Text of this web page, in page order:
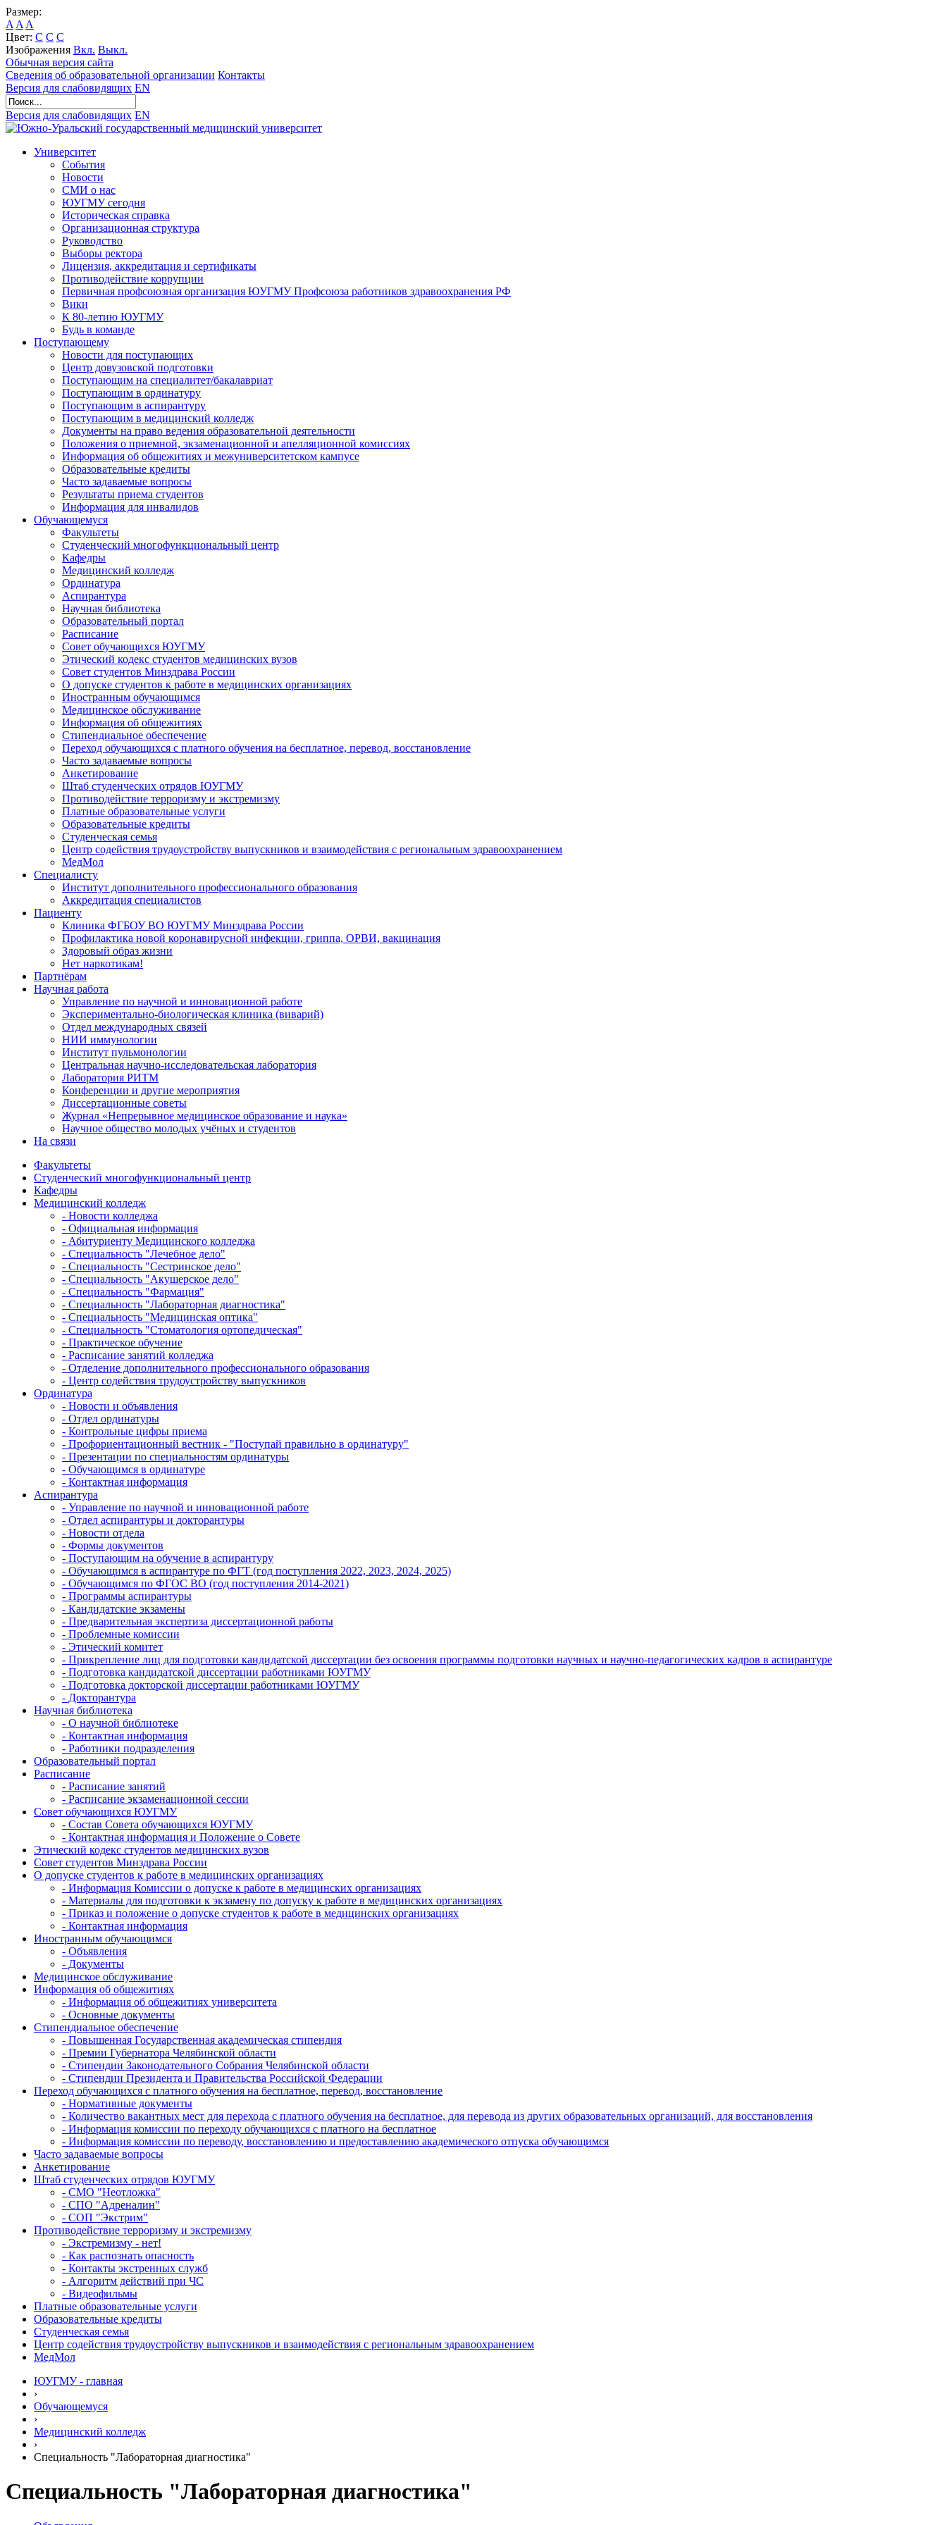
Размер:
A A A
Цвет: C C C
Изображения Вкл. Выкл.
Обычная версия сайта
Сведения об образовательной организации Контакты
Версия для слабовидящих EN
Версия для слабовидящих EN
Университет
События
Новости
СМИ о нас
ЮУГМУ сегодня
Историческая справка
Организационная структура
Руководство
Выборы ректора
Лицензия, аккредитация и сертификаты
Противодействие коррупции
Первичная профсоюзная организация ЮУГМУ Профсоюза работников здравоохранения РФ
Вики
К 80-летию ЮУГМУ
Будь в команде
Поступающему
Новости для поступающих
Центр довузовской подготовки
Поступающим на специалитет/бакалавриат
Поступающим в ординатуру
Поступающим в аспирантуру
Поступающим в медицинский колледж
Документы на право ведения образовательной деятельности
Положения о приемной, экзаменационной и апелляционной комиссиях
Информация об общежитиях и межуниверситетском кампусе
Образовательные кредиты
Часто задаваемые вопросы
Результаты приема студентов
Информация для инвалидов
Обучающемуся
Факультеты
Студенческий многофункциональный центр
Кафедры
Медицинский колледж
Ординатура
Аспирантура
Научная библиотека
Образовательный портал
Расписание
Совет обучающихся ЮУГМУ
Этический кодекс студентов медицинских вузов
Совет студентов Минздрава России
О допуске студентов к работе в медицинских организациях
Иностранным обучающимся
Медицинское обслуживание
Информация об общежитиях
Стипендиальное обеспечение
Переход обучающихся с платного обучения на бесплатное, перевод, восстановление
Часто задаваемые вопросы
Анкетирование
Штаб студенческих отрядов ЮУГМУ
Противодействие терроризму и экстремизму
Платные образовательные услуги
Образовательные кредиты
Студенческая семья
Центр содействия трудоустройству выпускников и взаимодействия с региональным здравоохранением
МедМол
Специалисту
Институт дополнительного профессионального образования
Аккредитация специалистов
Пациенту
Клиника ФГБОУ ВО ЮУГМУ Минздрава России
Профилактика новой коронавирусной инфекции, гриппа, ОРВИ, вакцинация
Здоровый образ жизни
Нет наркотикам!
Партнёрам
Научная работа
Управление по научной и инновационной работе
Экспериментально-биологическая клиника (виварий)
Отдел международных связей
НИИ иммунологии
Институт пульмонологии
Центральная научно-исследовательская лаборатория
Лаборатория РИТМ
Конференции и другие мероприятия
Диссертационные советы
Журнал «Непрерывное медицинское образование и наука»
Научное общество молодых учёных и студентов
На связи
Факультеты
Студенческий многофункциональный центр
Кафедры
Медицинский колледж
- Новости колледжа
- Официальная информация
- Абитуриенту Медицинского колледжа
- Специальность "Лечебное дело"
- Специальность "Сестринское дело"
- Специальность "Акушерское дело"
- Специальность "Фармация"
- Специальность "Лабораторная диагностика"
- Специальность "Медицинская оптика"
- Специальность "Стоматология ортопедическая"
- Практическое обучение
- Расписание занятий колледжа
- Отделение дополнительного профессионального образования
- Центр содействия трудоустройству выпускников
Ординатура
- Новости и объявления
- Отдел ординатуры
- Контрольные цифры приема
- Профориентационный вестник - "Поступай правильно в ординатуру"
- Презентации по специальностям ординатуры
- Обучающимся в ординатуре
- Контактная информация
Аспирантура
- Управление по научной и инновационной работе
- Отдел аспирантуры и докторантуры
- Новости отдела
- Формы документов
- Поступающим на обучение в аспирантуру
- Обучающимся в аспирантуре по ФГТ (год поступления 2022, 2023, 2024, 2025)
- Обучающимся по ФГОС ВО (год поступления 2014-2021)
- Программы аспирантуры
- Кандидатские экзамены
- Предварительная экспертиза диссертационной работы
- Проблемные комиссии
- Этический комитет
- Прикрепление лиц для подготовки кандидатской диссертации без освоения программы подготовки научных и научно-педагогических кадров в аспирантуре
- Подготовка кандидатской диссертации работниками ЮУГМУ
- Подготовка докторской диссертации работниками ЮУГМУ
- Докторантура
Научная библиотека
- О научной библиотеке
- Контактная информация
- Работники подразделения
Образовательный портал
Расписание
- Расписание занятий
- Расписание экзаменационной сессии
Совет обучающихся ЮУГМУ
- Состав Совета обучающихся ЮУГМУ
- Контактная информация и Положение о Совете
Этический кодекс студентов медицинских вузов
Совет студентов Минздрава России
О допуске студентов к работе в медицинских организациях
- Информация Комиссии о допуске к работе в медицинских организациях
- Материалы для подготовки к экзамену по допуску к работе в медицинских организациях
- Приказ и положение о допуске студентов к работе в медицинских организациях
- Контактная информация
Иностранным обучающимся
- Объявления
- Документы
Медицинское обслуживание
Информация об общежитиях
- Информация об общежитиях университета
- Основные документы
Стипендиальное обеспечение
- Повышенная Государственная академическая стипендия
- Премии Губернатора Челябинской области
- Стипендии Законодательного Собрания Челябинской области
- Стипендии Президента и Правительства Российской Федерации
Переход обучающихся с платного обучения на бесплатное, перевод, восстановление
- Нормативные документы
- Количество вакантных мест для перехода с платного обучения на бесплатное, для перевода из других образовательных организаций, для восстановления
- Информация комиссии по переходу обучающихся с платного на бесплатное
- Информация комиссии по переводу, восстановлению и предоставлению академического отпуска обучающимся
Часто задаваемые вопросы
Анкетирование
Штаб студенческих отрядов ЮУГМУ
- СМО "Неотложка"
- СПО "Адреналин"
- СОП "Экстрим"
Противодействие терроризму и экстремизму
- Экстремизму - нет!
- Как распознать опасность
- Контакты экстренных служб
- Алгоритм действий при ЧС
- Видеофильмы
Платные образовательные услуги
Образовательные кредиты
Студенческая семья
Центр содействия трудоустройству выпускников и взаимодействия с региональным здравоохранением
МедМол
ЮУГМУ - главная
›
Обучающемуся
›
Медицинский колледж
›
Специальность "Лабораторная диагностика"
Специальность "Лабораторная диагностика"